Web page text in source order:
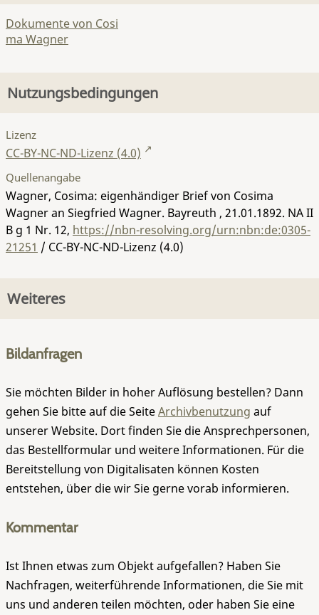
Dokumente von Cosi
ma Wagner
Nutzungsbedingungen
Lizenz
CC-BY-NC-ND-Lizenz (4.0)
Quellenangabe
Wagner, Cosima: eigenhändiger Brief von Cosima
Wagner an Siegfried Wagner. Bayreuth , 21.01.1892. NA II
B g 1 Nr. 12, https://nbn-resolving.org/urn:nbn:de:0305-
21251 / CC-BY-NC-ND-Lizenz (4.0)
Weiteres
Bildanfragen
Sie möchten Bilder in hoher Auflösung bestellen? Dann
gehen Sie bitte auf die SeiteArchivbenutzung auf
unserer Website. Dort finden Sie die Ansprechpersonen,
das Bestellformular und weitere Informationen. Für die
Bereitstellung von Digitalisaten können Kosten
entstehen, über die wir Sie gerne vorab informieren.
Kommentar
Ist Ihnen etwas zum Objekt aufgefallen? Haben Sie
Nachfragen, weiterführende Informationen, die Sie mit
uns und anderen teilen möchten, oder haben Sie eine